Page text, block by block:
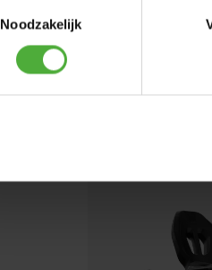
Noodzakelijk
Binnen 1-2
Vergelijken